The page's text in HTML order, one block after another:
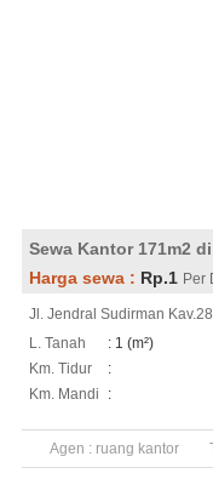
Sewa Kantor 171m2
Harga sewa : Rp.1 Per
Jl. Jendral Sudirman
L. Tanah
: 1 (m²)
Km. Tidur
:
Km. Mandi
:
Agen : ruang kantor